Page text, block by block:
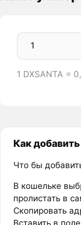
1 DXSANTA =
Как
Что бы
В кошельке
пролистать в
Скопировать